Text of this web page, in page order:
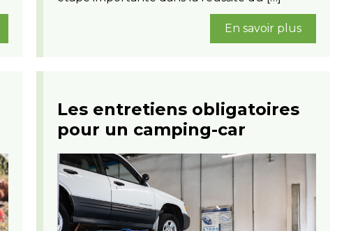
En savoir plus
Les entretiens obligatoires
pour un camping-car